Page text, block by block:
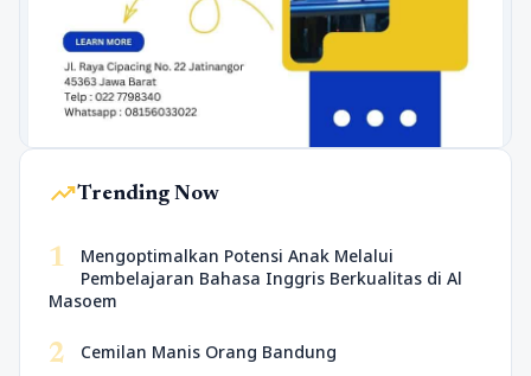
trending_upTrending Now
1
Mengoptimalkan Potensi Anak Melalui
Pembelajaran Bahasa Inggris Berkualitas di Al
Masoem
2 Cemilan Manis Orang Bandung